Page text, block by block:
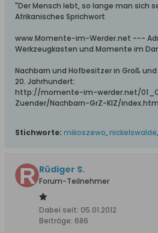
"Der Mensch lebt, so lange man sich
Afrikanisches Sprichwort
www.Momente-im-Werder.net ---
Werkzeugkasten und Momente im
Nachbarn und Hofbesitzer in Groß und
20. Jahrhundert:
http://momente-im-werder.net/
Zuender/Nachbarn-GrZ-KlZ/index.htm
Stichworte: mikoszewo, nickelswalde,
Rüdiger S.
Forum-Teilnehmer
Dabei seit: 05.01.2012
Beiträge: 686